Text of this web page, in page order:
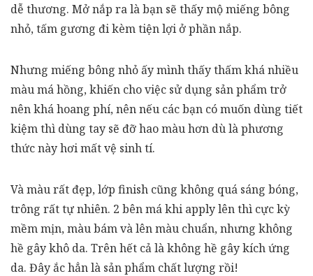
dễ thương. Mở nắp ra là bạn sẽ thấy mộ miếng bông
nhỏ, tấm gương đi kèm tiện lợi ở phần nắp.
Nhưng miếng bông nhỏ ấy mình thấy thấm khá nhiều
màu má hồng, khiến cho việc sử dụng sản phẩm trở
nên khá hoang phí, nên nếu các bạn có muốn dùng tiết
kiệm thì dùng tay sẽ đỡ hao màu hơn dù là phương
thức này hơi mất vệ sinh tí.
Và màu rất đẹp, lớp finish cũng không quá sáng bóng,
trông rất tự nhiên. 2 bên má khi apply lên thì cực kỳ
mềm mịn, màu bám và lên màu chuẩn, nhưng không
hề gây khô da. Trên hết cả là không hề gây kích ứng
da. Đây ắc hẳn là sản phẩm chất lượng rồi!